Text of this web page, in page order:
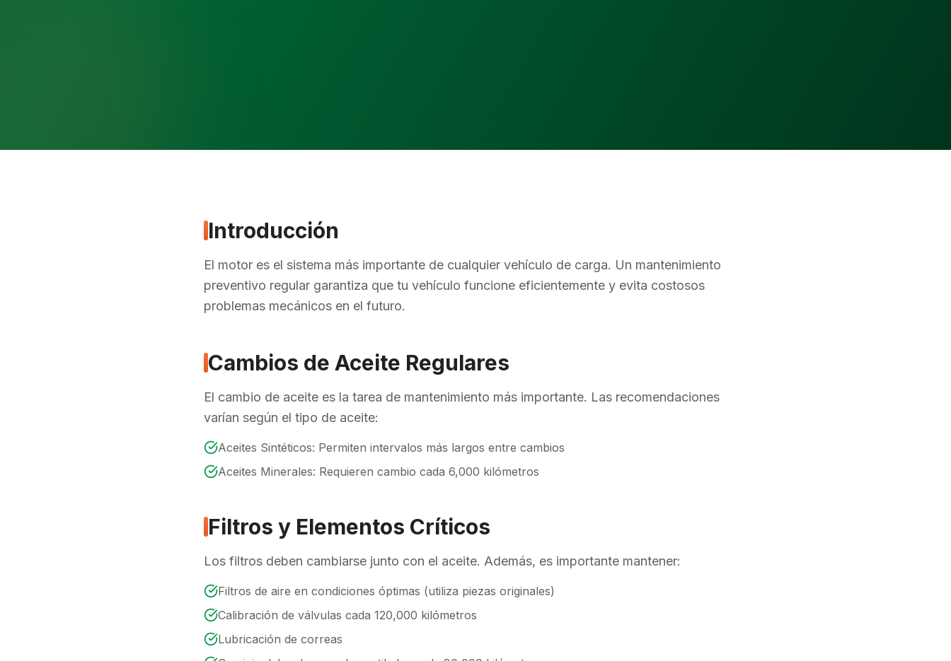
Introducción
El motor es el sistema más importante de cualquier vehículo de carga. Un mantenimiento
preventivo regular garantiza que tu vehículo funcione eficientemente y evita costosos
problemas mecánicos en el futuro.
Cambios de Aceite Regulares
El cambio de aceite es la tarea de mantenimiento más importante. Las recomendaciones
varían según el tipo de aceite:
Aceites Sintéticos: Permiten intervalos más largos entre cambios
Aceites Minerales: Requieren cambio cada 6,000 kilómetros
Filtros y Elementos Críticos
Los filtros deben cambiarse junto con el aceite. Además, es importante mantener:
Filtros de aire en condiciones óptimas (utiliza piezas originales)
Calibración de válvulas cada 120,000 kilómetros
Lubricación de correas